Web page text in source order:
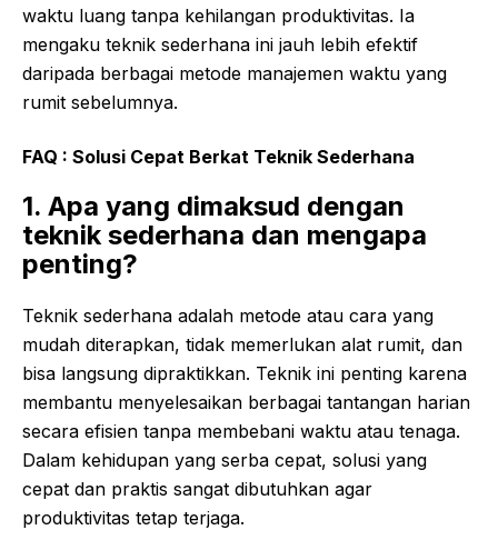
waktu luang tanpa kehilangan produktivitas. Ia
mengaku teknik sederhana ini jauh lebih efektif
daripada berbagai metode manajemen waktu yang
rumit sebelumnya.
FAQ : Solusi Cepat Berkat Teknik Sederhana
1. Apa yang dimaksud dengan
teknik sederhana dan mengapa
penting?
Teknik sederhana adalah metode atau cara yang
mudah diterapkan, tidak memerlukan alat rumit, dan
bisa langsung dipraktikkan. Teknik ini penting karena
membantu menyelesaikan berbagai tantangan harian
secara efisien tanpa membebani waktu atau tenaga.
Dalam kehidupan yang serba cepat, solusi yang
cepat dan praktis sangat dibutuhkan agar
produktivitas tetap terjaga.